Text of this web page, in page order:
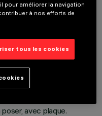
avec plaque.
pour améliorer la navigation
à nos efforts de
tous les cookies